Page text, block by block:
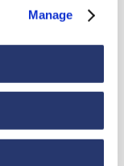
Manage